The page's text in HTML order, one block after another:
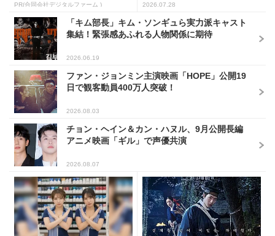
PR(合同会社デジタルファーム ) 2026.07.28
「キム部長」キム・ソンギュら実力派キャスト
集結！緊張感あふれる人物関係に期待
2026.06.19
ファン・ジョンミン主演映画「HOPE」公開19
日で観客動員400万人突破！
2026.08.03
チョン・ヘイン＆カン・ハヌル、9月公開長編
アニメ映画「ギル」で声優共演
2026.08.07